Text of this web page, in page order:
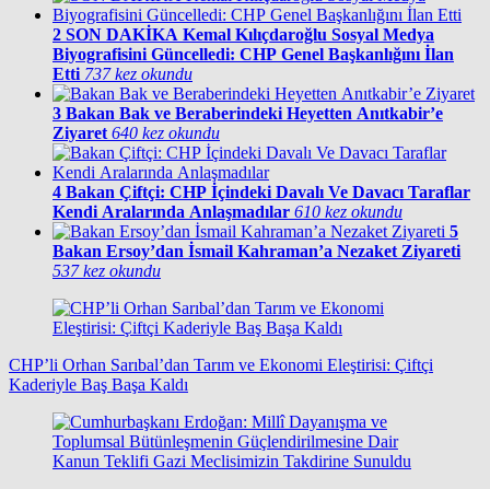
2 SON DAKİKA Kemal Kılıçdaroğlu Sosyal Medya
Biyografisini Güncelledi: CHP Genel Başkanlığını İlan
Etti 737 kez okundu
3 Bakan Bak ve Beraberindeki Heyetten Anıtkabir’e
Ziyaret 640 kez okundu
4 Bakan Çiftçi: CHP İçindeki Davalı Ve Davacı Taraflar
Kendi Aralarında Anlaşmadılar 610 kez okundu
5
Bakan Ersoy’dan İsmail Kahraman’a Nezaket Ziyareti
537 kez okundu
CHP’li Orhan Sarıbal’dan Tarım ve Ekonomi Eleştirisi: Çiftçi
Kaderiyle Baş Başa Kaldı